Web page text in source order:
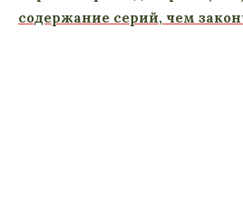
содержание серий, чем